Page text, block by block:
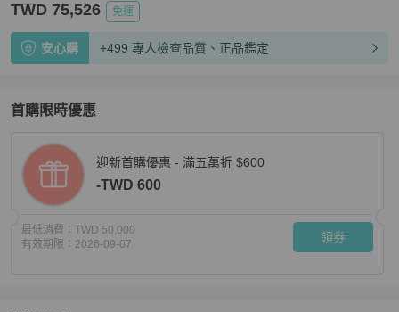
TWD 75,526 免運
安心購 +499 專人檢查品質、正品鑑定
首購限時優惠
迎新首購優惠 - 滿五萬折 $600
-TWD 600
最低消費： TWD 50,000
有效期限： 2026-09-07 領券